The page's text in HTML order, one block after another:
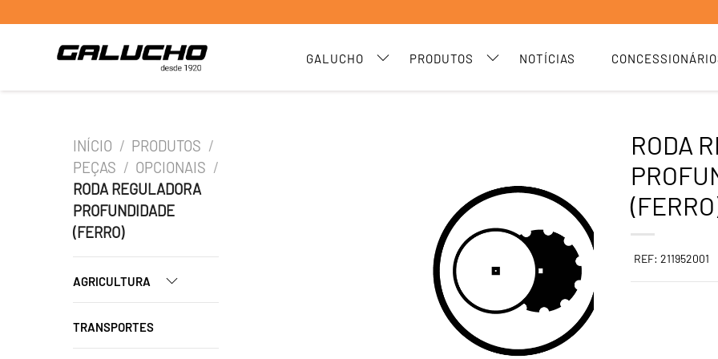
GALUCHO PRODUTOS NOTÍCIAS
INÍCIO / PRODUTOS /
PEÇAS / OPCIONAIS /
RODA REGULADORA
PROFUNDIDADE
(FERRO)
AGRICULTURA
TRANSPORTES
RODA
REF: 211952001